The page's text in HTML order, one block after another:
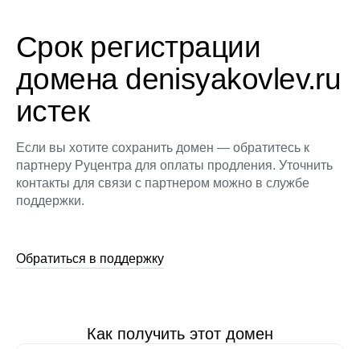
Срок регистрации
домена denisyakovlev.ru
истек
Если вы хотите сохранить домен — обратитесь к
партнеру Руцентра для оплаты продления. Уточнить
контакты для связи с партнером можно в службе
поддержки.
Обратиться в поддержку
Как получить этот домен